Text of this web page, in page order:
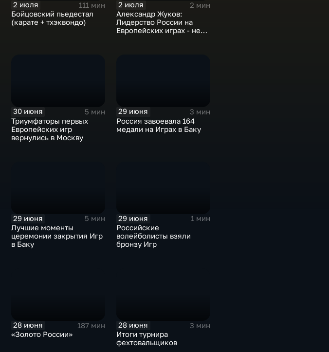
2 июля
111 мин
Бойцовский пьедестал
(карате + тхэквондо)
2 июля
2 мин
Александр Жуков:
Лидерство России на
Европейских играх - не
30 июня
5 мин
Триумфаторы первых
Европейских игр
вернулись в Москву
29 июня
3 мин
Россия завоевала 164
медали на Играх в Баку
29 июня
5 мин
Лучшие моменты
церемонии закрытия Игр
в Баку
29 июня
1 мин
Российские
волейболисты взяли
бронзу Игр
28 июня
187 мин
«Золото России»
28 июня
3 мин
Итоги турнира
фехтовальщиков